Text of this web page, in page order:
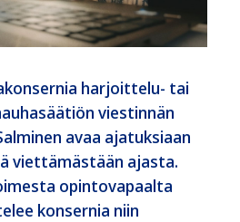
harjoittelu- tai
viestinnän
avaa ajatuksiaan
viettämästään ajasta.
opintovapaalta
konsernia niin